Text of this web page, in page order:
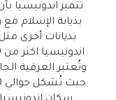
تتميز اندونيسيا
بديانة الإسلام
بديانات أخرى
وتُعتبر العرقية